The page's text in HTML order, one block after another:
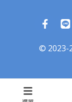
© 2023-